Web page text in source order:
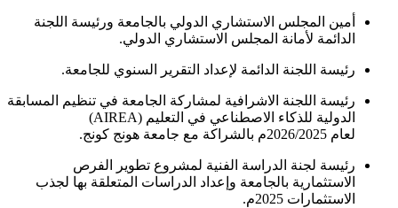
أمين المجلس الاستشاري الدولي بالجامعة ورئيسة اللجنة
الدائمة لأمانة المجلس الاستشاري الدولي.
رئيسة اللجنة الدائمة لإعداد التقرير السنوي للجامعة.
رئيسة اللجنة الاشرافية لمشاركة الجامعة في تنظيم المسابقة
الدولية للذكاء الاصطناعي في التعليم (AIREA)
لعام 2026/2025م بالشراكة مع جامعة هونج كونج.
رئيسة لجنة الدراسة الفنية لمشروع تطوير الفرص
الاستثمارية بالجامعة وإعداد الدراسات المتعلقة بها لجذب
الاستثمارات 2025م.